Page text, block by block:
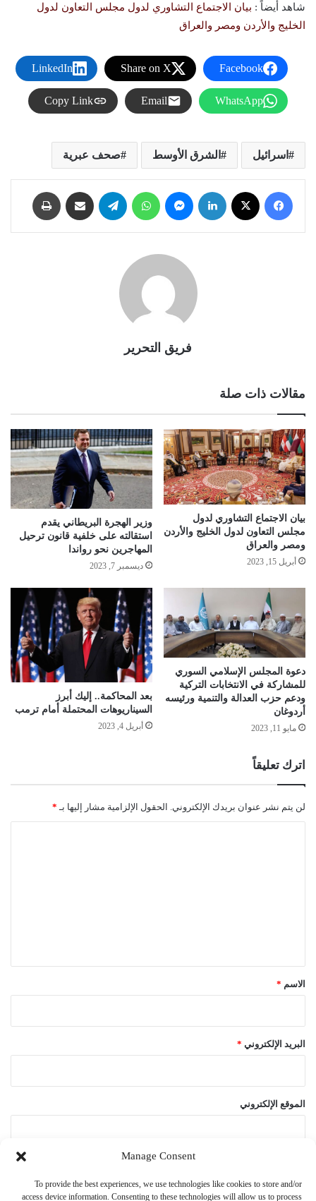
Manage Consent
To provide the best experiences, we use technologies like cookies to store and/or
access device information. Consenting to these technologies will allow us to process
شاهد أيضاً : بيان الاجتماع التشاوري لدول مجلس التعاون لدول
الخليج والأردن ومصر والعراق
Facebook
Share on X
LinkedIn
WhatsApp
Email
Copy Link
اسرائيل الشرق الأوسط صحف عبرية
فيسبوك لينكدإن ماسنجر واتساب تيلقرام مشاركة عبر البريد
فريق التحرير
مقالات ذات صلة
بيان الاجتماع التشاوري لدول
مجلس التعاون لدول الخليج والأردن
ومصر والعراق
أبريل 15, 2023
وزير الهجرة البريطاني يقدم
استقالته على خلفية قانون ترحيل
المهاجرين نحو رواندا
ديسمبر 7, 2023
دعوة المجلس الإسلامي السوري
للمشاركة في الانتخابات التركية
ودعم حزب العدالة والتنمية ورئيسه
أردوغان
مايو 11, 2023
بعد المحاكمة.. إليك أبرز
السيناريوهات المحتملة أمام ترمب
أبريل 4, 2023
اترك تعليقاً
لن يتم نشر عنوان بريدك الإلكتروني. الحقول الإلزامية مشار إليها بـ *
*الاسم *
البريد الإلكتروني *
الموقع الإلكتروني
احفظ اسمي، بريدي الإلكتروني، والموقع الإلكتروني في هذا المتصفح
لاستخدامها المرة المقبلة في تعليقي.